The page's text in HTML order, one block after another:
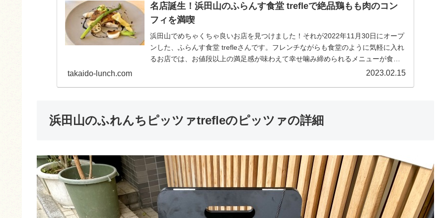
名店誕生！浜田山のふらんす食堂 trefleで絶品鶏もも肉のコン
フィを満喫
浜田山でめちゃくちゃ良いお店を見つけました！それが2022年11月30日にオープ
ンした、ふらんす食堂 trefleさんです。フレンチながらも食堂のように気軽に入れ
るお店では、お値段以上の満足感が味わえて幸せ噛み締められるメニューが食べ
takaido-lunch.com 2023.02.15
浜田山のふれんちピッツァtrefleのピッツァの詳細